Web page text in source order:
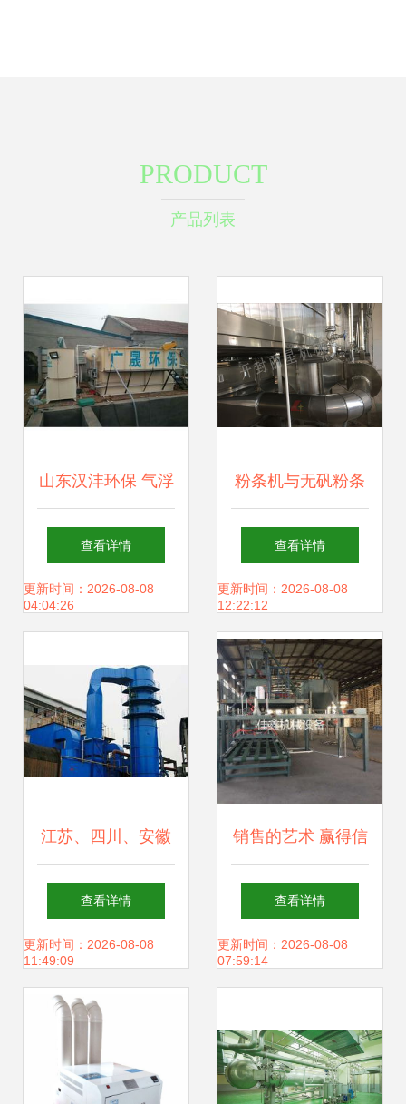
PRODUCT
产品列表
山东汉沣环保 气浮
设备领域的卓越制
造商
查看详情
更新时间：2026-08-08
04:04:26
粉条机与无矾粉条
生产设备 节能省时
环保的新标杆
查看详情
更新时间：2026-08-08
12:22:12
江苏、四川、安徽
脱硫脱硝设备与厂
家对比分析 价格、
质量与适用场景
查看详情
更新时间：2026-08-08
11:49:09
销售的艺术 赢得信
任的三大核心策略
查看详情
更新时间：2026-08-08
07:59:14